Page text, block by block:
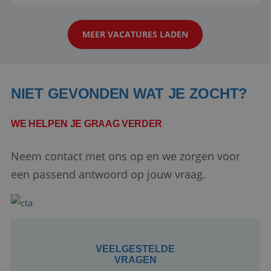
klanten te overtuigen om die droomreis te
boeken! ...
MEER VACATURES LADEN
NIET GEVONDEN WAT JE ZOCHT?
WE HELPEN JE GRAAG VERDER
Neem contact met ons op en we zorgen voor
een passend antwoord op jouw vraag.
VEELGESTELDE
VRAGEN
Google Privacy Policy